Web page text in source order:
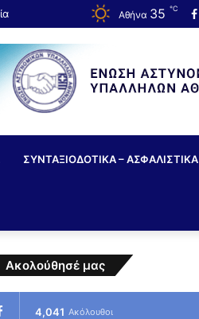
Αθήνα 35 ℃
ΣΥΝΤΑΞΙΟΔΟΤΙΚΑ – ΑΣΦΑΛΙΣΤΙΚΑ
Ακολούθησέ μας
4,041 Ακόλουθοι